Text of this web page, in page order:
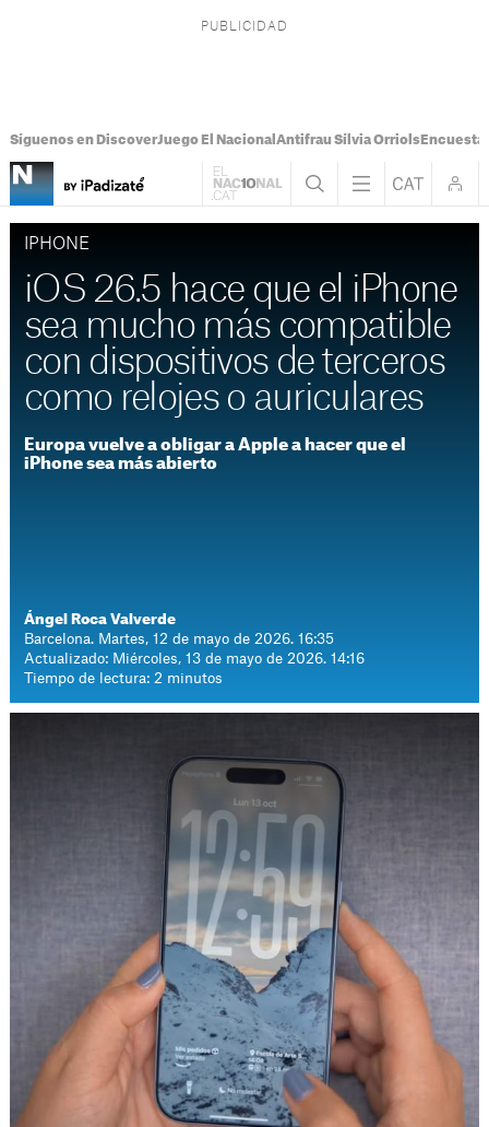
Síguenos en DiscoverJuego El Nacional Antifrau Sílvia OrriolsEncuesta
IPHONE
iOS 26.5 hace que el iPhone
sea mucho más compatible
con dispositivos de terceros
como relojes o auriculares
Europa vuelve a obligar a Apple a hacer que el
iPhone sea más abierto
Ángel Roca Valverde
Barcelona. Martes, 12 de mayo de 2026. 16:35
Actualizado: Miércoles, 13 de mayo de 2026. 14:16
Tiempo de lectura: 2 minutos